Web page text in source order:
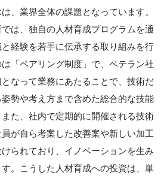
、業界全体の課題となっています。
は、独自の人材育成プログラムを通
経験を若手に伝承する取り組みを行
「ペアリング制度」で、ベテラン社
なって業務にあたることで、技術だ
勢や考え方まで含めた総合的な技能
た、社内で定期的に開催される技術
が自ら考案した改善案や新しい加工
られており、イノベーションを生み
。こうした人材育成への投資は、単